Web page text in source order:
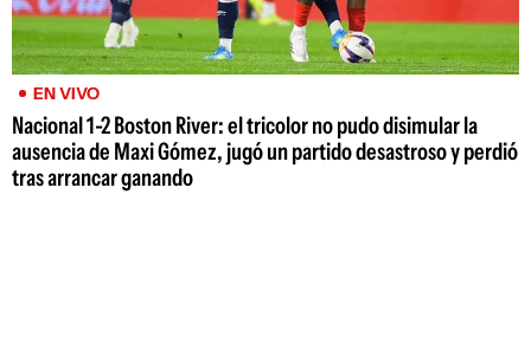
EN VIVO
Nacional 1-2 Boston River: el tricolor no pudo disimular la
ausencia de Maxi Gómez, jugó un partido desastroso y perdió
tras arrancar ganando